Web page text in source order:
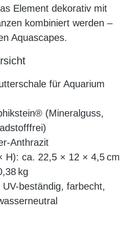
Element dekorativ mit
kombiniert werden –
Aquascapes.
für Aquarium
(Mineralguss,
Anthrazit
H): ca. 22,5 × 12 × 4,5 cm
kg
beständig, farbecht,